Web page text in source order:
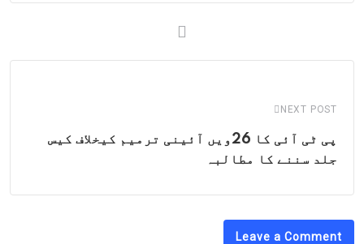
NEXT POST
پی ٹی آئی کا 26ویں آئینی ترمیم کیخلاف کیس
جلد سننے کا مطالبہ
Leave a Comment